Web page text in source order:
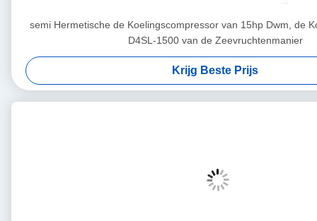
semi Hermetische de Koelingscompressor van 15hp Dwm, de
D4SL-1500 van de Zeevruchtenmanier
Krijg Beste Prijs